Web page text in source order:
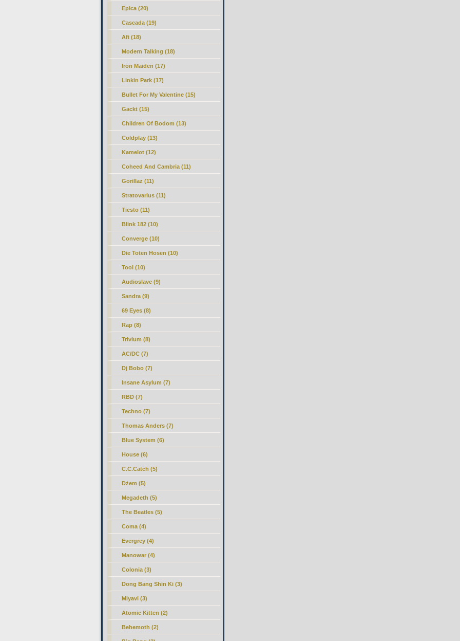
Epica (20)
Cascada (19)
Afi (18)
Modern Talking (18)
Iron Maiden (17)
Linkin Park (17)
Bullet For My Valentine (15)
Gackt (15)
Children Of Bodom (13)
Coldplay (13)
Kamelot (12)
Coheed And Cambria (11)
Gorillaz (11)
Stratovarius (11)
Tiesto (11)
Blink 182 (10)
Converge (10)
Die Toten Hosen (10)
Tool (10)
Audioslave (9)
Sandra (9)
69 Eyes (8)
Rap (8)
Trivium (8)
AC/DC (7)
Dj Bobo (7)
Insane Asylum (7)
RBD (7)
Techno (7)
Thomas Anders (7)
Blue System (6)
House (6)
C.C.Catch (5)
Dżem (5)
Megadeth (5)
The Beatles (5)
Coma (4)
Evergrey (4)
Manowar (4)
Colonia (3)
Dong Bang Shin Ki (3)
Miyavi (3)
Atomic Kitten (2)
Behemoth (2)